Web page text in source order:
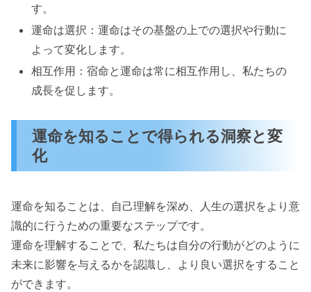
す。
運命は選択：運命はその基盤の上での選択や行動に
よって変化します。
相互作用：宿命と運命は常に相互作用し、私たちの
成長を促します。
運命を知ることで得られる洞察と変
化
運命を知ることは、自己理解を深め、人生の選択をより意
識的に行うための重要なステップです。
運命を理解することで、私たちは自分の行動がどのように
未来に影響を与えるかを認識し、より良い選択をすること
ができます。